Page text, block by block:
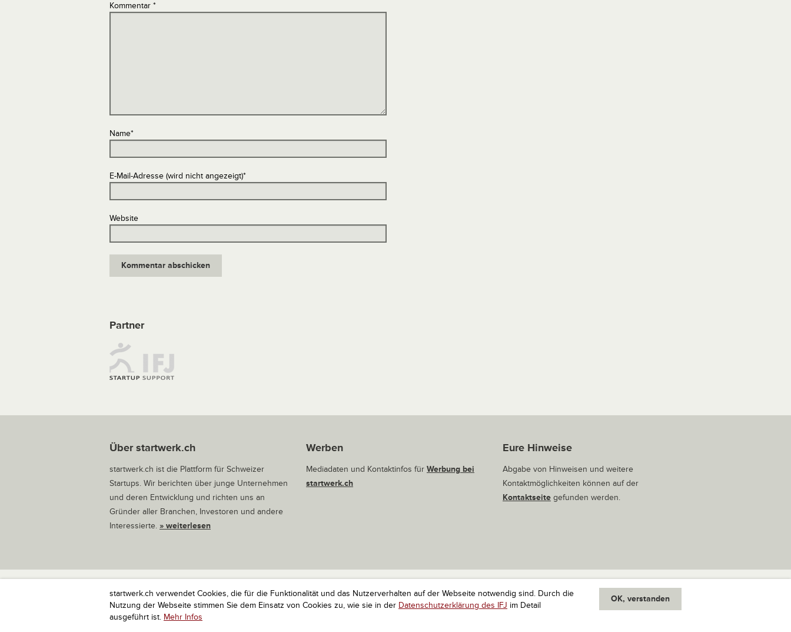
startwerk.ch verwendet Cookies, die für die Funktionalität und das Nutzerverhalten auf der Webseite notwendig sind. Durch die
Nutzung der Webseite stimmen Sie dem Einsatz von Cookies zu, wie sie in der Datenschutzerklärung des IFJ im Detail
ausgeführt ist. Mehr Infos
OK, verstanden
Kommentar *
Name*
E-Mail-Adresse (wird nicht angezeigt)*
Website
Partner
Über startwerk.ch
startwerk.ch ist die Plattform für Schweizer
Startups. Wir berichten über junge Unternehmen
und deren Entwicklung und richten uns an
Gründer aller Branchen, Investoren und andere
Interessierte. » weiterlesen
Werben
Mediadaten und Kontaktinfos für Werbung bei
startwerk.ch
Eure Hinweise
Abgabe von Hinweisen und weitere
Kontaktmöglichkeiten können auf der
Kontaktseitegefunden werden.
startwerk.ch ist die Plattform für Schweizer Startups. Alle Rechte vorbehalten. Impressum Kontakt nach oben